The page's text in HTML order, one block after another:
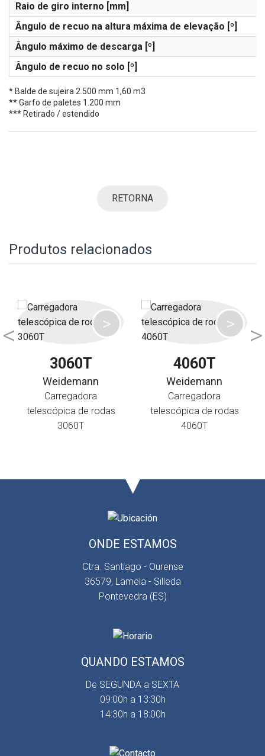
Raio de giro interno [mm]
Ângulo de recuo na altura máxima de elevação [º]
Ângulo máximo de descarga [º]
Ângulo de recuo no solo [º]
* Balde de sujeira 2.500 mm 1,60 m3
​** Garfo de paletes 1.200 mm
*** Retirado / estendido
RETORNA
Produtos relacionados
3060T
Weidemann
Carregadora
telescópica de rodas
3060T
4060T
Weidemann
Carregadora
telescópica de rodas
4060T
ONDE ESTAMOS
Ctra. Santiago - Ourense
36579, Lamela - Silleda
Pontevedra (ES)
QUANDO ESTAMOS
De SEGUNDA a SEXTA
09:00h a 13:30h
14:30h a 18:00h